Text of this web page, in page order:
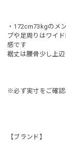
・172cm73kgのメ
プや足周りはワイ
感です
裾丈は腰骨少し上
※必ず実寸をご確認
【ブランド】